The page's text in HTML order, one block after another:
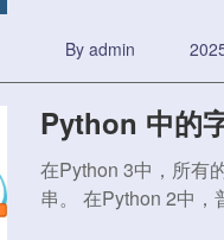
By admin
Python 中的
在Python 3中，所有
串。 在Python 2中，